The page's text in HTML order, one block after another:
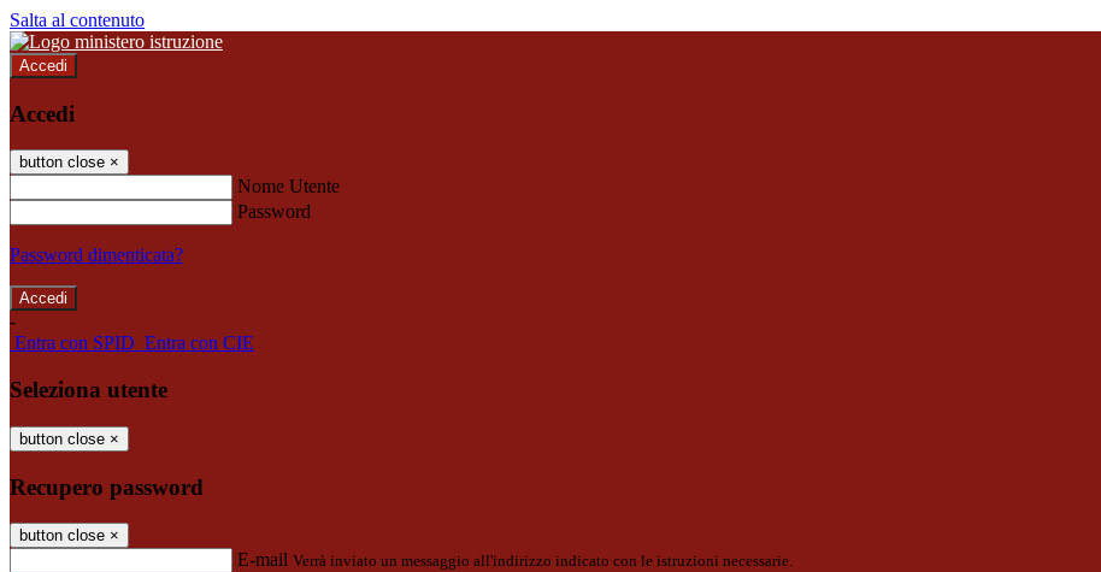
Salta al contenuto
Accedi
Accedi
button close ×
Nome Utente
Password
Password dimenticata?
-
Entra con SPID Entra con CIE
Seleziona utente
button close ×
Recupero password
button close ×
E-mail Verrà inviato un messaggio all'indirizzo indicato con le istruzioni necessarie.